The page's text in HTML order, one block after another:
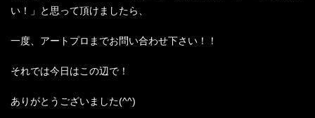
い！」と思って頂けましたら、
一度、アートプロまでお問い合わせ下さい！！
それでは今日はこの辺で！
ありがとうございました(^^)